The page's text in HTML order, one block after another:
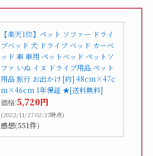
【楽天1位】ペット ソファー ドライ
ブベッド 犬 ドライブ ベッド カーベ
ッド 車 車用 ペットベッド ペットソ
ファ いぬ イヌ ドライブ用品 ペット
用品 旅行 お出かけ [約] 48cm×47c
m×46cm 1年保証 ★[送料無料]
価格:5,720円
(2022/11/27 02:37時点)
感想(551件)